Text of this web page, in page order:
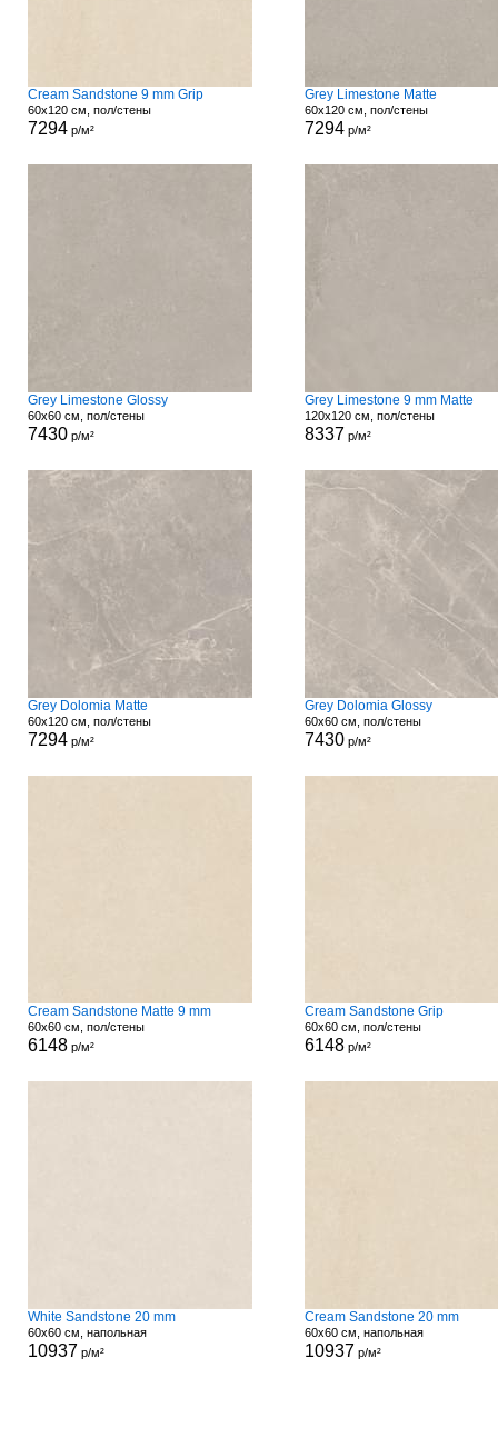
Cream Sandstone 9 mm Grip
60x120 см, пол/стены
7294 р/м²
Grey Limestone Matte
60x120 см, пол/стены
7294 р/м²
Grey Limestone Glossy
60x60 см, пол/стены
7430 р/м²
Grey Limestone 9 mm Matte
120x120 см, пол/стены
8337 р/м²
Grey Dolomia Matte
60x120 см, пол/стены
7294 р/м²
Grey Dolomia Glossy
60x60 см, пол/стены
7430 р/м²
Cream Sandstone Matte 9 mm
60x60 см, пол/стены
6148 р/м²
Cream Sandstone Grip
60x60 см, пол/стены
6148 р/м²
White Sandstone 20 mm
60x60 см, напольная
10937 р/м²
Cream Sandstone 20 mm
60x60 см, напольная
10937 р/м²